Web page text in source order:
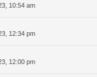
10:54 am
12:34 pm
12:00 pm